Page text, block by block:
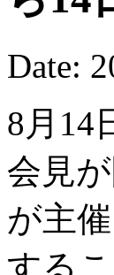
Date:
8月14
会見
が主
する